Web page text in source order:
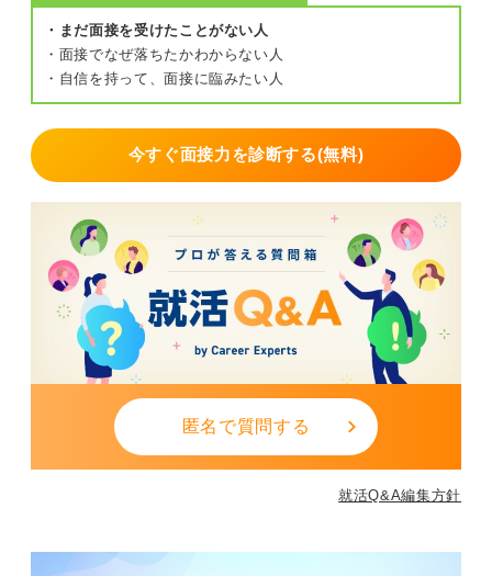
・まだ面接を受けたことがない人
・面接でなぜ落ちたかわからない人
・自信を持って、面接に臨みたい人
今すぐ面接力を診断する(無料)
匿名で質問する
就活Q&A編集方針